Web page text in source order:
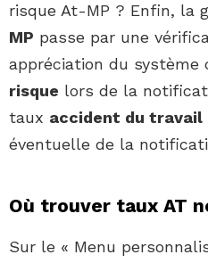
risque At-MP ? Enfin, la
MP passe par une
appréciation du système
risque lors de la
taux accident du travail
éventuelle de la
Où trouver taux AT
Sur le « Menu